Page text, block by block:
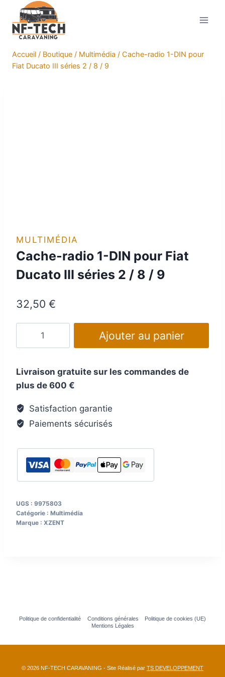
contenu
Accueil / Boutique / Multimédia / Cache-radio 1-DIN pour
Fiat Ducato III séries 2 / 8 / 9
MULTIMÉDIA
Cache-radio 1-DIN pour Fiat
Ducato III séries 2 / 8 / 9
32,50 €
radio
1-
pour
Fiat
III
séries
2
8
/
Ajouter au panier
Livraison gratuite sur les commandes de
plus de 600 €
Satisfaction garantie
Paiements sécurisés
UGS : 9975803
Catégorie : Multimédia
Marque : XZENT
Politique de confidentialité Conditions générales
Politique de cookies (UE)
Mentions Légales
© 2026 NF-TECH CARAVANING - Site Réalisé par TS DEVELOPPEMENT